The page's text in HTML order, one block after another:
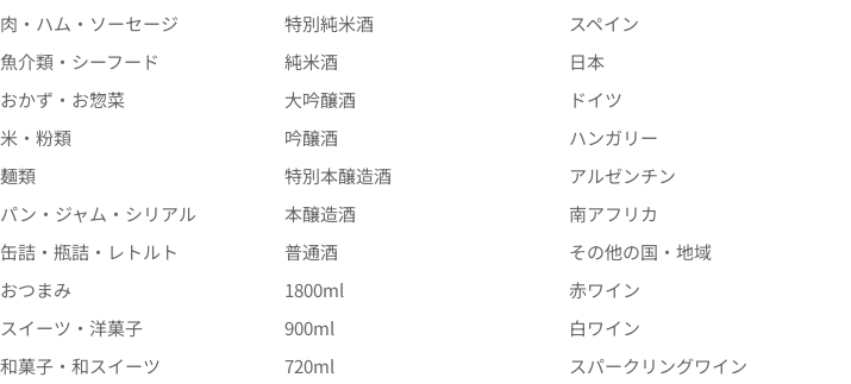
肉・ハム・ソーセージ
魚介類・シーフード
おかず・お惣菜
米・粉類
麺類
パン・ジャム・シリアル
缶詰・瓶詰・レトルト
おつまみ
スイーツ・洋菓子
和菓子・和スイーツ
特別純米酒
純米酒
大吟醸酒
吟醸酒
特別本醸造酒
本醸造酒
普通酒
1800ml
900ml
720ml
スペイン
日本
ドイツ
ハンガリー
アルゼンチン
南アフリカ
その他の国・地域
赤ワイン
白ワイン
スパークリングワイン